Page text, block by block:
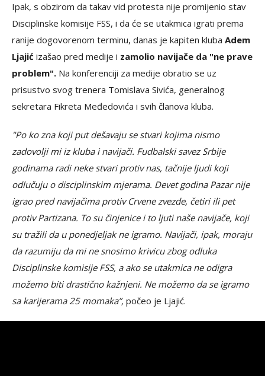
Ipak, s obzirom da takav vid protesta nije promijenio stav
Disciplinske komisije FSS, i da će se utakmica igrati prema
ranije dogovorenom terminu, danas je kapiten kluba Adem
Ljajić izašao pred medije i zamolio navijače da "ne prave
problem". Na konferenciji za medije obratio se uz
prisustvo svog trenera Tomislava Sivića, generalnog
sekretara Fikreta Međedovića i svih članova kluba.
"Po ko zna koji put dešavaju se stvari kojima nismo
zadovolji mi iz kluba i navijači. Fudbalski savez Srbije
godinama radi neke stvari protiv nas, tačnije ljudi koji
odlučuju o disciplinskim mjerama. Devet godina Pazar nije
igrao pred navijačima protiv Crvene zvezde, četiri ili pet
protiv Partizana. To su činjenice i to ljuti naše navijače, koji
su tražili da u ponedjeljak ne igramo. Navijači, ipak, moraju
da razumiju da mi ne snosimo krivicu zbog odluka
Disciplinske komisije FSS, a ako se utakmica ne odigra
možemo biti drastično kažnjeni. Ne možemo da se igramo
sa karijerama 25 momaka”, počeo je Ljajić.